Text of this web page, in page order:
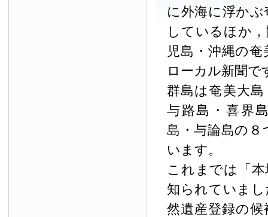
に外海に浮か
しているほか
児島・沖縄の
ローカル新聞で
群島は奄美大
与路島・喜界
島・与論島の
います。
これまでは「
知られていま
然遺産登録の